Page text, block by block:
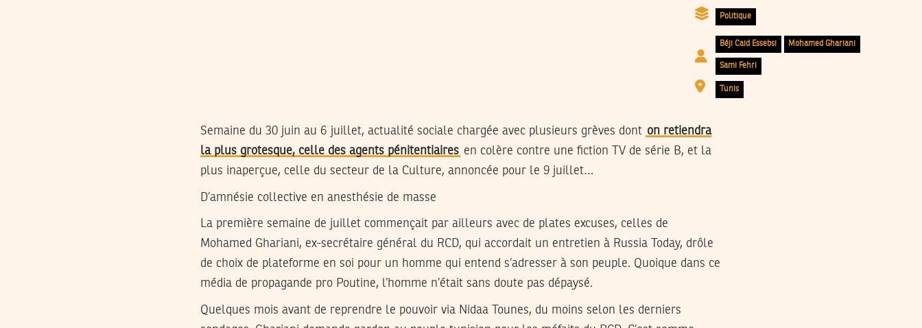
Politique
Béji Caid Essebsi Mohamed Ghariani
Sami Fehri
Tunis
Semaine du 30 juin au 6 juillet, actualité sociale chargée avec plusieurs grèves dont on retiendra
la plus grotesque, celle des agents pénitentiaires en colère contre une fiction TV de série B, et la
plus inaperçue, celle du secteur de la Culture, annoncée pour le 9 juillet…
D’amnésie collective en anesthésie de masse
La première semaine de juillet commençait par ailleurs avec de plates excuses, celles de
Mohamed Ghariani, ex-secrétaire général du RCD, qui accordait un entretien à Russia Today, drôle
de choix de plateforme en soi pour un homme qui entend s’adresser à son peuple. Quoique dans ce
média de propagande pro Poutine, l’homme n’était sans doute pas dépaysé.
Quelques mois avant de reprendre le pouvoir via Nidaa Tounes, du moins selon les derniers